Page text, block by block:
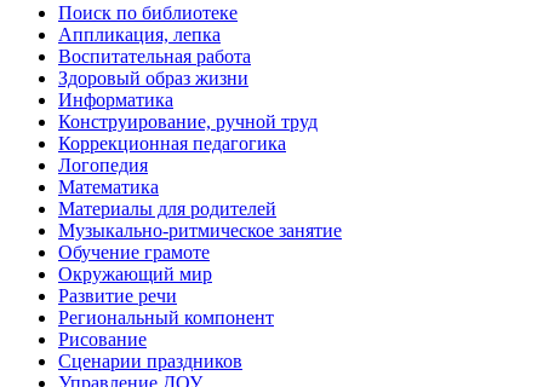
Поиск по библиотеке
Аппликация, лепка
Воспитательная работа
Здоровый образ жизни
Информатика
Конструирование, ручной труд
Коррекционная педагогика
Логопедия
Математика
Материалы для родителей
Музыкально-ритмическое занятие
Обучение грамоте
Окружающий мир
Развитие речи
Региональный компонент
Рисование
Сценарии праздников
Управление ДОУ